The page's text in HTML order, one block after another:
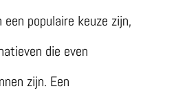
een populaire keuze zijn,
die even
zijn. Een